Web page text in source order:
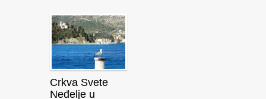
Crkva Svete
Neđelje u